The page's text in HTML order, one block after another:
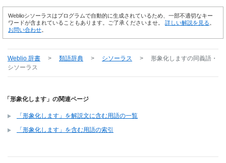
Weblioシソーラスはプログラムで自動的に生成されているため、一部不適切なキー
ワードが含まれていることもあります。ご了承くださいませ。 詳しい解説を見る
お問い合わせ
Weblio 辞書 > 類語辞典 > シソーラス > 形象化しますの同義語・
シソーラス
「形象化します」の関連ページ
「形象化します」を解説文に含む用語の一覧
「形象化します」を含む用語の索引